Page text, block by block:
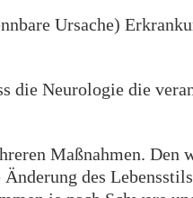
Ursache)
die Neurologie die
Maßnahmen.
des